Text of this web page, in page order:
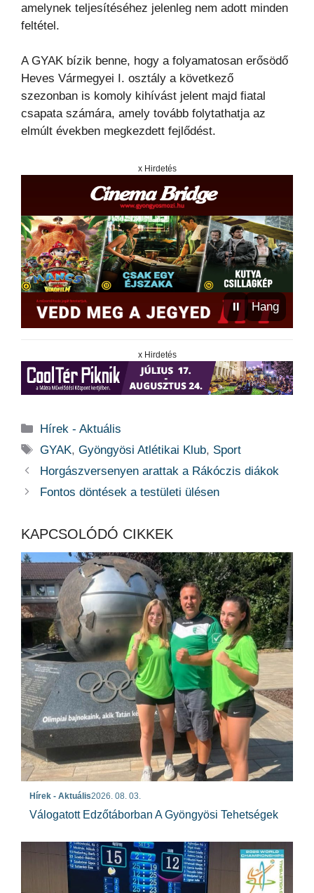
amelynek teljesítéséhez jelenleg nem adott minden
feltétel.
A GYAK bízik benne, hogy a folyamatosan erősödő
Heves Vármegyei I. osztály a következő
szezonban is komoly kihívást jelent majd fiatal
csapata számára, amely tovább folytathatja az
elmúlt években megkezdett fejlődést.
x Hirdetés
⏸ Hang
x Hirdetés
Kategória
Hírek - Aktuális
Címkék
GYAK,Gyöngyösi Atlétikai Klub, Sport
Horgászversenyen arattak a Rákóczis diákok
Fontos döntések a testületi ülésen
KAPCSOLÓDÓ CIKKEK
Hírek - Aktuális2026. 08. 03.
Válogatott Edzőtáborban A Gyöngyösi Tehetségek